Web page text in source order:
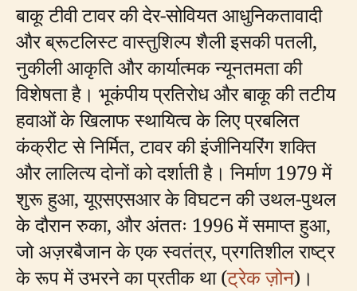
बाकू टीवी टावर की देर-सोवियत आधुनिकतावादी
और ब्रूटलिस्ट वास्तुशिल्प शैली इसकी पतली,
नुकीली आकृति और कार्यात्मक न्यूनतमता की
विशेषता है। भूकंपीय प्रतिरोध और बाकू की तटीय
हवाओं के खिलाफ स्थायित्व के लिए प्रबलित
कंक्रीट से निर्मित, टावर की इंजीनियरिंग शक्ति
और लालित्य दोनों को दर्शाती है। निर्माण 1979 में
शुरू हुआ, यूएसएसआर के विघटन की उथल-पुथल
के दौरान रुका, और अंततः 1996 में समाप्त हुआ,
जो अज़रबैजान के एक स्वतंत्र, प्रगतिशील राष्ट्र
के रूप में उभरने का प्रतीक था (ट्रेक ज़ोन)।